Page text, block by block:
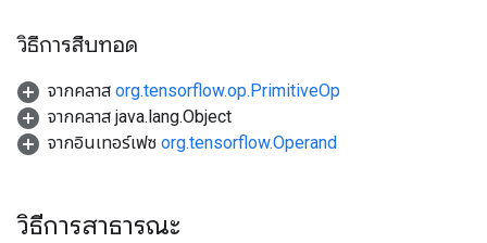
วิธีการสืบทอด
จากคลาส org.tensorflow.op.PrimitiveOp
จากคลาส java.lang.Object
จากอินเทอร์เฟซ org.tensorflow.Operand
วิธีการสาธารณะ